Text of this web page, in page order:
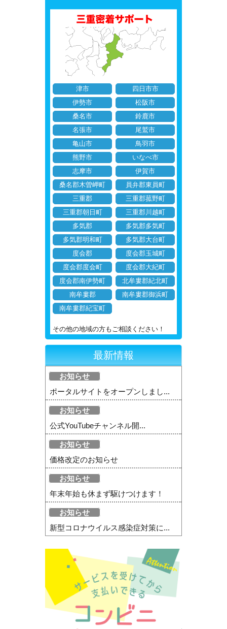
津市
四日市市
伊勢市
松阪市
桑名市
鈴鹿市
名張市
尾鷲市
亀山市
鳥羽市
熊野市
いなべ市
志摩市
伊賀市
桑名郡木曽岬町
員弁郡東員町
三重郡
三重郡菰野町
三重郡朝日町
三重郡川越町
多気郡
多気郡多気町
多気郡明和町
多気郡大台町
度会郡
度会郡玉城町
度会郡度会町
度会郡大紀町
度会郡南伊勢町
北牟婁郡紀北町
南牟婁郡
南牟婁郡御浜町
南牟婁郡紀宝町
その他の地域の方もご相談ください！
最新情報
お知らせ
ポータルサイトをオープンしまし...
お知らせ
公式YouTubeチャンネル開...
お知らせ
価格改定のお知らせ
お知らせ
年末年始も休まず駆けつけます！
お知らせ
新型コロナウイルス感染症対策に...